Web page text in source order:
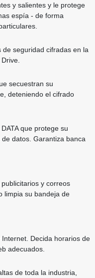
y salientes y le protege
espía - de forma
seguridad cifradas en la
secuestran su
deteniendo el cifrado
que protege su
datos. Garantiza banca
y correos
limpia su bandeja de
Decida horarios de
adecuados.
de toda la industria,